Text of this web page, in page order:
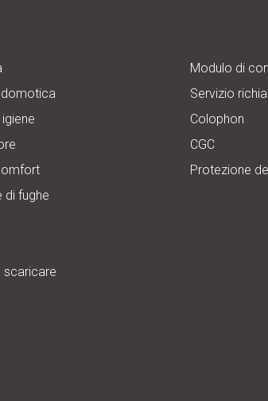
di fughe
scaricare
Modulo di
Servizio
Colophon
CGC
Protezione